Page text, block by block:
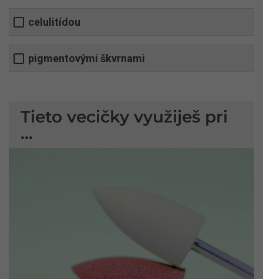
celulitídou
pigmentovými škvrnami
Tieto vecičky využiješ pri
...